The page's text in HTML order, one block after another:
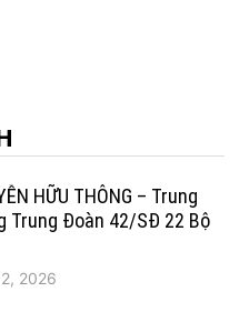
HỮU THÔNG – Trung
Trung Ðoàn 42/SÐ 22 Bộ
2026